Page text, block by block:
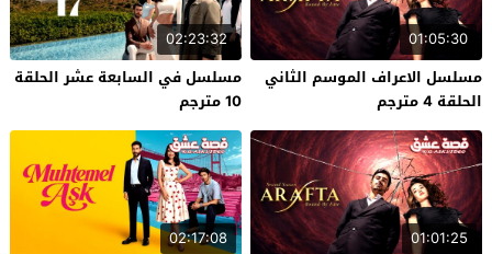
01:05:30
مسلسل الاعراف الموسم الثاني
الحلقة 4 مترجم
02:23:32
مسلسل في السابعة عشر الحلقة
10 مترجم
01:01:25
02:17:08